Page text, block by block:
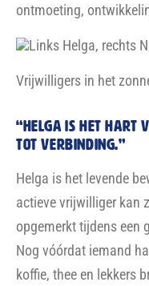
ontmoeting,
Links Helga, rechts
Vrijwilligers in het
“Helga is het hart
tot verbinding.”
Helga is het levende
actieve vrijwilliger kan
opgemerkt tijdens een
Nog vóórdat iemand
koffie, thee en lekkers